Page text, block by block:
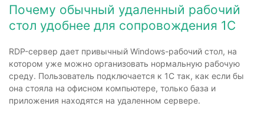
Почему обычный удаленный рабочий
стол удобнее для сопровождения 1С
RDP-сервер дает привычный Windows-рабочий стол, на
котором уже можно организовать нормальную рабочую
среду. Пользователь подключается к 1С так, как если бы
она стояла на офисном компьютере, только база и
приложения находятся на удаленном сервере.